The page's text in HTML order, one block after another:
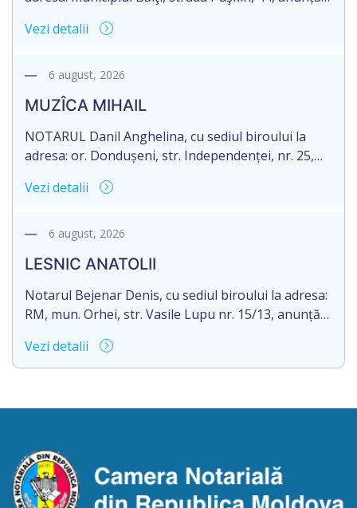
decesului cet. Bucioc Mihail, născut la 20 august
decembrie 2019. Eliberarea certificatului de
moștenitor este planificată în prealabil după data
de 06.09.2026. În conformitate cu prevederile art.
2390 alin. […]
Vezi detalii
6 august, 2026
MUZÎCA MIHAIL
NOTARUL Danil Anghelina, cu sediul biroului la
adresa: or. Dondușeni, str. Independenței, nr. 25,
în urma decesului MUZÎCA MIHAIL, decedat la 03
data 05.09.1943. Eliberarea certificatului de
06 noiembrie 2026. În conformitate cu prevederile
art. 2390 alin. […]
Vezi detalii
6 august, 2026
LESNIC ANATOLII
Notarul Bejenar Denis, cu sediul biroului la adresa:
RM, mun. Orhei, str. Vasile Lupu nr. 15/13, anunță
decesului dlui LESNIC ANATOLII, cetățean al
Republicii Moldova, născut la data de 29 ianuarie
noiembrie 2025. Eliberarea certificatului de
Vezi detalii